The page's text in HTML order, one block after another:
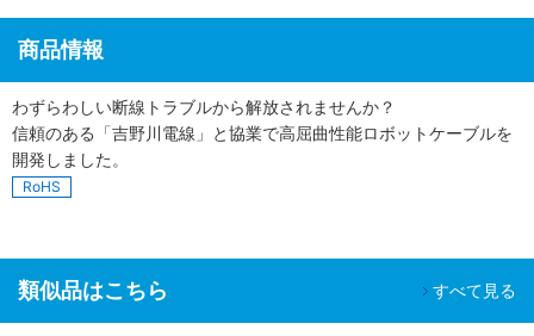
商品情報
わずらわしい断線トラブルから解放されませんか？
信頼のある「吉野川電線」と協業で高屈曲性能ロボットケーブルを
開発しました。
RoHS
類似品はこちら すべて見る